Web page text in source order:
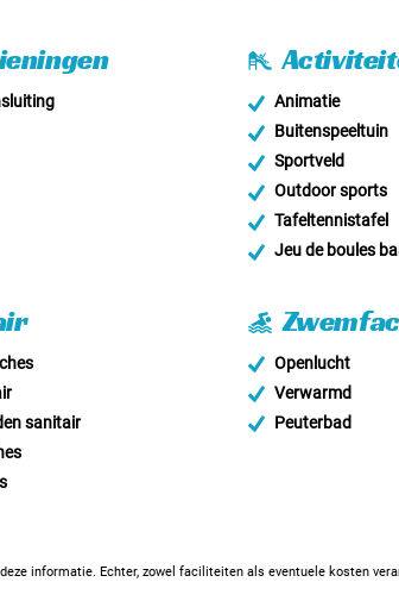
Animatie
Buitenspeeltuin
Sportveld
Outdoor sports
Tafeltennistafel
Jeu de boules
sanitair
Openlucht
Verwarmd
Peuterbad
informatie. Echter, zowel faciliteiten als eventuele kosten